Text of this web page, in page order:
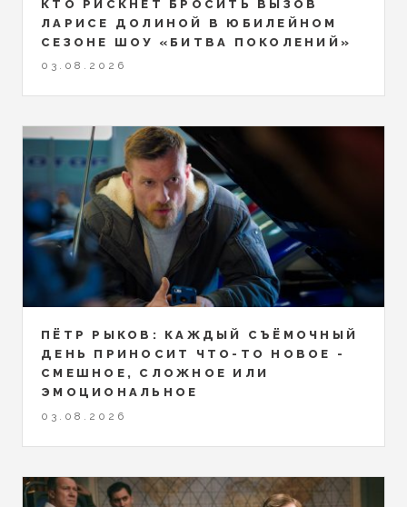
КТО РИСКНЁТ БРОСИТЬ ВЫЗОВ
ЛАРИСЕ ДОЛИНОЙ В ЮБИЛЕЙНОМ
СЕЗОНЕ ШОУ «БИТВА ПОКОЛЕНИЙ»
03.08.2026
ПЁТР РЫКОВ: КАЖДЫЙ СЪЁМОЧНЫЙ
ДЕНЬ ПРИНОСИТ ЧТО-ТО НОВОЕ -
СМЕШНОЕ, СЛОЖНОЕ ИЛИ
ЭМОЦИОНАЛЬНОЕ
03.08.2026